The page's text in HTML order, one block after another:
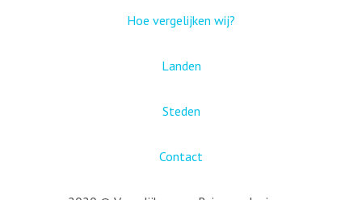
Hoe vergelijken wij?
Landen
Steden
Contact